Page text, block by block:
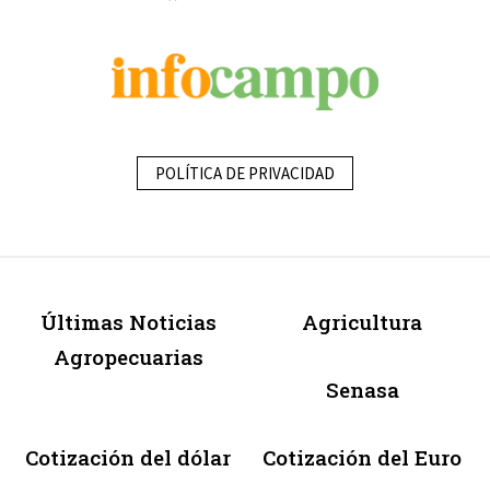
POLÍTICA DE PRIVACIDAD
Últimas Noticias
Agropecuarias
Agricultura
Senasa
Cotización del dólar Cotización del Euro